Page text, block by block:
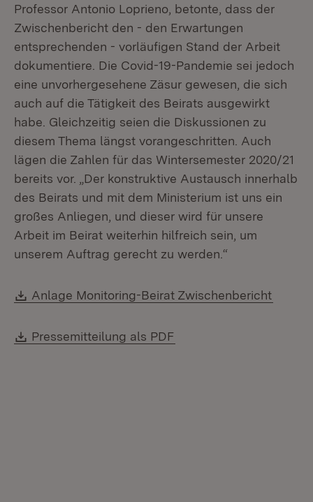
Professor Antonio Loprieno, betonte, dass der
Zwischenbericht den - den Erwartungen
entsprechenden - vorläufigen Stand der Arbeit
dokumentiere. Die Covid-19-Pandemie sei jedoch
eine unvorhergesehene Zäsur gewesen, die sich
auch auf die Tätigkeit des Beirats ausgewirkt
habe. Gleichzeitig seien die Diskussionen zu
diesem Thema längst vorangeschritten. Auch
lägen die Zahlen für das Wintersemester 2020/21
bereits vor. „Der konstruktive Austausch innerhalb
des Beirats und mit dem Ministerium ist uns ein
großes Anliegen, und dieser wird für unsere
Arbeit im Beirat weiterhin hilfreich sein, um
unserem Auftrag gerecht zu werden.“
Download:
Anlage Monitoring-Beirat Zwischenbericht
Download:
Pressemitteilung als PDF